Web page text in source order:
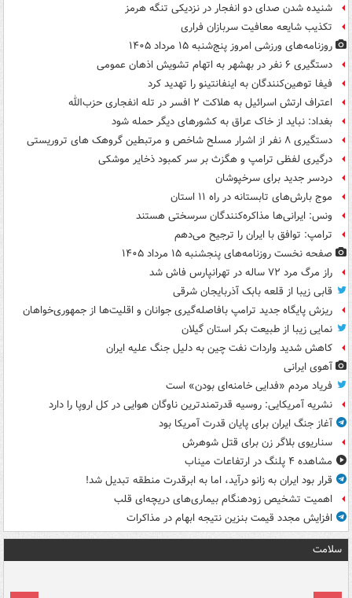
شنیده شدن صدای دو انفجار در نزدیکی تنگه هرمز
تکذیب شایعه معافیت سربازان فراری
روزنامه‌های ورزشی امروز پنج‌شنبه ۱۵ مرداد ۱۴۰۵
دستگیری ۶ نفر در بهشهر به اتهام تشویش اذهان عمومی
فیفا توهین‌کنندگان به اینفانتینو را تهدید کرد
اعتراف ارتش اسرائیل به هلاکت ۲ افسر در تله انفجاری حزب‌الله
بغداد: نباید از خاک عراق به کشورهای دیگر حمله شود
دستگیری ۸ نفر از اشرار مسلح شاخص و مرتبطین گروهک های تروریستی
درگیری لفظی ترامپ و هگزث بر سر کمبود ذخایر موشکی
دردسر جدید برای سرخپوشان
موج بارش‌های تابستانه در راه ۱۱ استان
ونس: ایرانی‌ها مذاکره‌کنندگان سرسختی هستند
ترامپ: توافق با ایران را ترجیح می‌دهم
صفحه نخست روزنامه‌های پنجشنبه ۱۵ مرداد ۱۴۰۵
راز مرگ مرد ۷۲ ساله در تهرانپارس فاش شد
قابی زیبا از قلعه بابک آذربایجان شرقی
ریزش پایگاه جدید ترامپ بافاصله‌گیری جوانان و اقلیت‌ها از جمهوری‌خواهان
نمایی زیبا از طبیعت بکر استان گیلان
کاهش شدید واردات نفت چین به دلیل جنگ علیه ایران
آهوی ایرانی
فریاد مردم «فدایی خامنه‌ای بودن» است
نشریه آمریکایی: روسیه قدرتمندترین ناوگان هوایی در کل اروپا را دارد
آغاز جنگ ایران برای پایان قدرت آمریکا بود
سناریوی بلاگر زن برای قتل شوهرش
مشاهده ۴ پلنگ در ارتفاعات میناب
قرار بود ایران به زانو درآید، اما به ابرقدرت منطقه تبدیل شد!
اهمیت تشخیص زودهنگام بیماری‌های دریچه‌ای قلب
افزایش مجدد قیمت بنزین نتیجه ابهام در مذاکرات
سلامت